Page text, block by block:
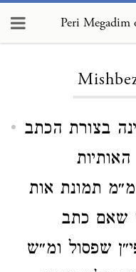
בצורת הכתב
תמונת אות
שאם כתב
שפסול ומ״ש